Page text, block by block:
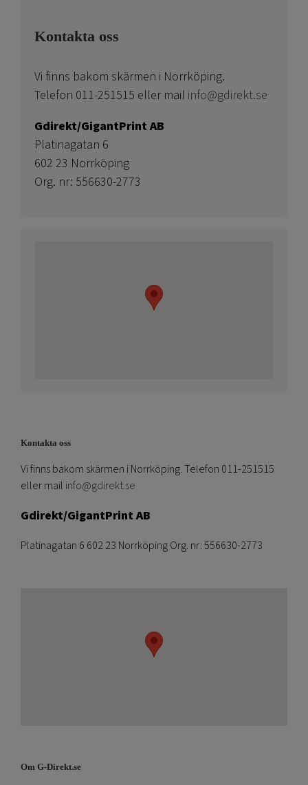
Kontakta oss
Vi finns bakom skärmen i Norrköping.
Telefon 011-251515 eller mail info@gdirekt.se
Gdirekt/GigantPrint AB
Platinagatan 6
602 23 Norrköping
Org. nr: 556630-2773
Kontakta oss
Vi finns bakom skärmen i Norrköping. Telefon 011-251515
eller mail info@gdirekt.se
Gdirekt/GigantPrint AB
Platinagatan 6 602 23 Norrköping Org. nr: 556630-2773
Om G-Direkt.se